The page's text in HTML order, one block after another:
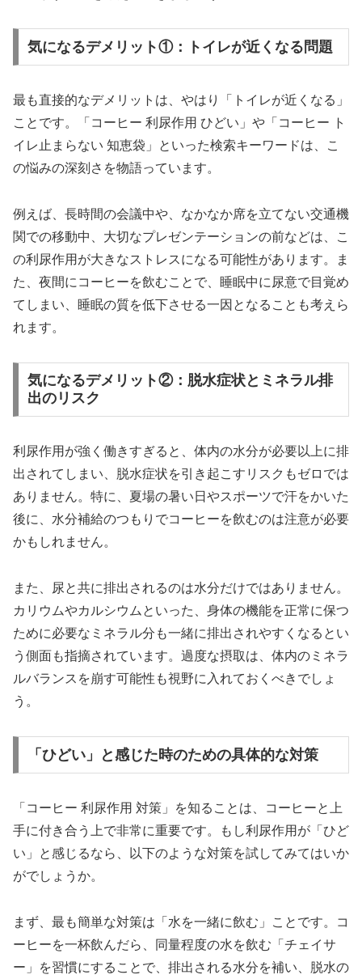
気になるデメリット①：トイレが近くなる問題
最も直接的なデメリットは、やはり「トイレが近くなる」
ことです。「コーヒー 利尿作用 ひどい」や「コーヒー ト
イレ止まらない 知恵袋」といった検索キーワードは、こ
の悩みの深刻さを物語っています。
例えば、長時間の会議中や、なかなか席を立てない交通機
関での移動中、大切なプレゼンテーションの前などは、こ
の利尿作用が大きなストレスになる可能性があります。ま
た、夜間にコーヒーを飲むことで、睡眠中に尿意で目覚め
てしまい、睡眠の質を低下させる一因となることも考えら
れます。
気になるデメリット②：脱水症状とミネラル排
出のリスク
利尿作用が強く働きすぎると、体内の水分が必要以上に排
出されてしまい、脱水症状を引き起こすリスクもゼロでは
ありません。特に、夏場の暑い日やスポーツで汗をかいた
後に、水分補給のつもりでコーヒーを飲むのは注意が必要
かもしれません。
また、尿と共に排出されるのは水分だけではありません。
カリウムやカルシウムといった、身体の機能を正常に保つ
ために必要なミネラル分も一緒に排出されやすくなるとい
う側面も指摘されています。過度な摂取は、体内のミネラ
ルバランスを崩す可能性も視野に入れておくべきでしょ
う。
「ひどい」と感じた時のための具体的な対策
「コーヒー 利尿作用 対策」を知ることは、コーヒーと上
手に付き合う上で非常に重要です。もし利尿作用が「ひど
い」と感じるなら、以下のような対策を試してみてはいか
がでしょうか。
まず、最も簡単な対策は「水を一緒に飲む」ことです。コ
ーヒーを一杯飲んだら、同量程度の水を飲む「チェイサ
ー」を習慣にすることで、排出される水分を補い、脱水の